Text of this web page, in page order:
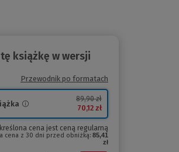
książkę w wersji
Przewodnik po formatach
89,90 zł
70,12 zł
cena jest ceną regularną
cena z 30 dni przed obniżką: 85,41
zł